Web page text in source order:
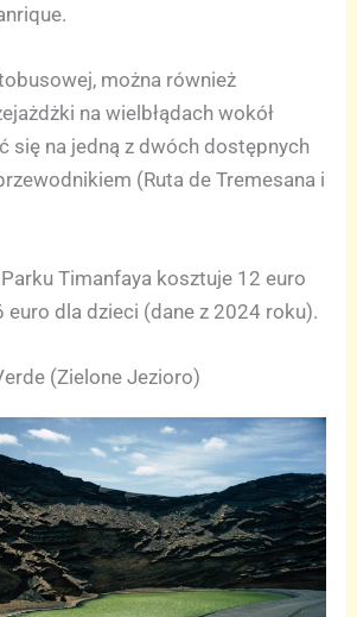
można również
na wielbłądach wokół
się na jedną z dwóch dostępnych
(Ruta de Tremesana i
Timanfaya kosztuje 12 euro
euro dla dzieci (dane z 2024 roku).
(Zielone Jezioro)